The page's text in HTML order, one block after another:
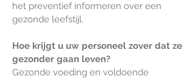
het preventief informeren over een
gezonde leefstijl.
Hoe krijgt u uw personeel zover dat ze
gezonder gaan leven?
Gezonde voeding en voldoende